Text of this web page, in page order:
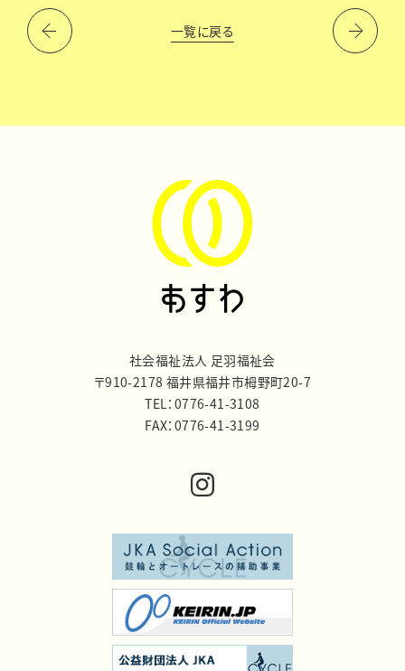
一覧に戻る
社会福祉法人 足羽福祉会
〒910-2178 福井県福井市栂野町20-7
TEL：0776-41-3108
FAX：0776-41-3199